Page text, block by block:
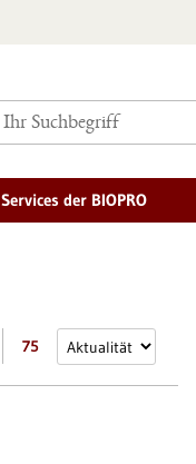
Services der BIOPRO
75